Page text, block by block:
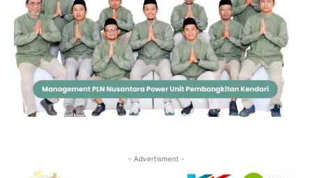
- Advertisment -